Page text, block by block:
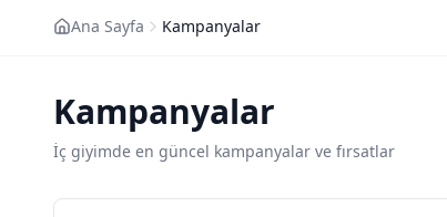
Ana Sayfa Kampanyalar
Kampanyalar
İç giyimde en güncel kampanyalar ve fırsatlar